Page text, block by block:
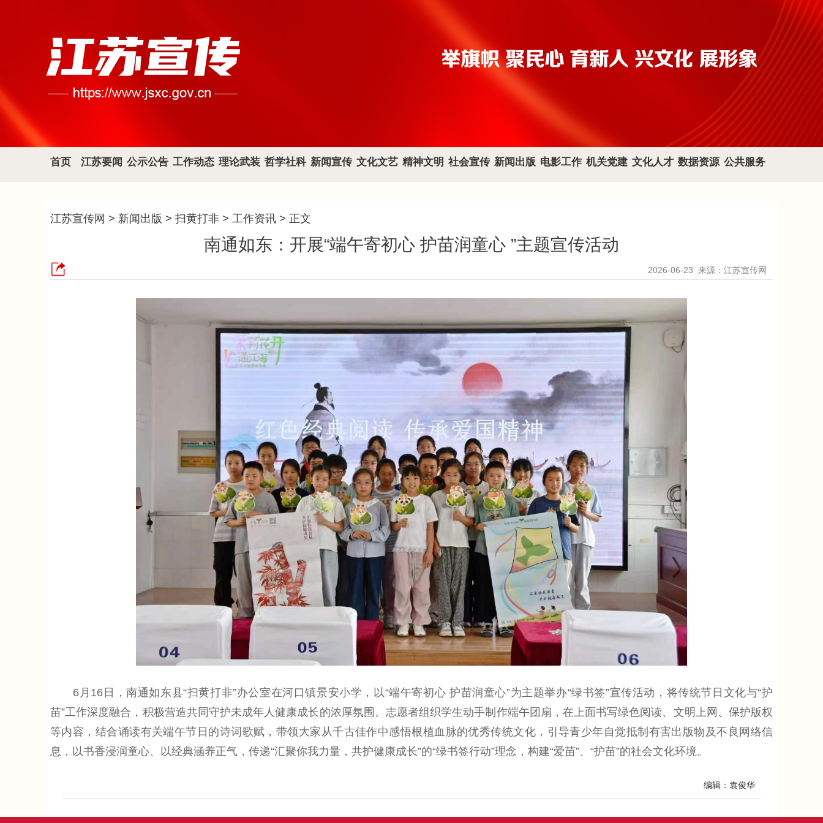
首页 江苏要闻 公示公告 工作动态 理论武装 哲学社科 新闻宣传 文化文艺 精神文明 社会宣传 新闻出版 电影工作 机关党建 文化人才 数据资源 公共服务
江苏宣传网 > 新闻出版 > 扫黄打非 > 工作资讯 > 正文
南通如东：开展“端午寄初心 护苗润童心 ”主题宣传活动
2026-06-23 来源：江苏宣传网
6月16日，南通如东县“扫黄打非”办公室在河口镇景安小学，以“端午寄初心 护苗润童心”为主题举办“绿书签”宣传活动，将传统节日文化与“护
苗”工作深度融合，积极营造共同守护未成年人健康成长的浓厚氛围。志愿者组织学生动手制作端午团扇，在上面书写绿色阅读、文明上网、保护版权
等内容，结合诵读有关端午节日的诗词歌赋，带领大家从千古佳作中感悟根植血脉的优秀传统文化，引导青少年自觉抵制有害出版物及不良网络信
息，以书香浸润童心、以经典涵养正气，传递“汇聚你我力量，共护健康成长”的“绿书签行动”理念，构建“爱苗”、“护苗”的社会文化环境。
编辑：袁俊华